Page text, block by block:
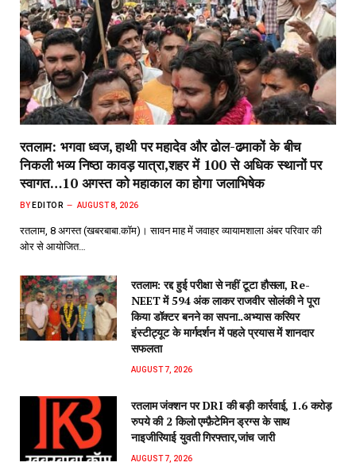
रतलाम: भगवा ध्वज, हाथी पर महादेव और ढोल-ढमाकों के बीच
निकली भव्य निष्ठा कावड़ यात्रा,शहर में 100 से अधिक स्थानों पर
स्वागत…10 अगस्त को महाकाल का होगा जलाभिषेक
BY EDITOR AUGUST 8, 2026
रतलाम, 8 अगस्त (खबरबाबा.कॉम)। सावन माह में जवाहर व्यायामशाला अंबर परिवार की
ओर से आयोजित…
रतलाम: रद्द हुई परीक्षा से नहीं टूटा हौसला, Re-
NEET में 594 अंक लाकर राजवीर सोलंकी ने पूरा
किया डॉक्टर बनने का सपना..अभ्यास करियर
इंस्टीट्यूट के मार्गदर्शन में पहले प्रयास में शानदार
सफलता
AUGUST 7, 2026
रतलाम जंक्शन पर DRI की बड़ी कार्रवाई, 1.6 करोड़
रुपये की 2 किलो एम्फ़ैटेमिन ड्रग्स के साथ
नाइजीरियाई युवती गिरफ्तार,जांच जारी
AUGUST 7, 2026